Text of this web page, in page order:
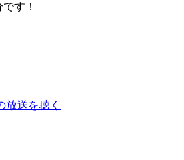
す！
放送を聴く